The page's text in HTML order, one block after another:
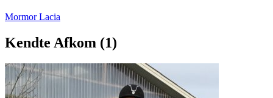
Mormor Lacia
Kendte Afkom (1)